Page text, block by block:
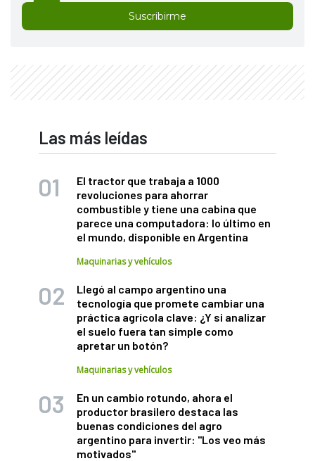
Suscribirme
Las más leídas
El tractor que trabaja a 1000
revoluciones para ahorrar
combustible y tiene una cabina que
parece una computadora: lo último en
el mundo, disponible en Argentina
Maquinarias y vehículos
Llegó al campo argentino una
tecnología que promete cambiar una
práctica agrícola clave: ¿Y si analizar
el suelo fuera tan simple como
apretar un botón?
Maquinarias y vehículos
En un cambio rotundo, ahora el
productor brasilero destaca las
buenas condiciones del agro
argentino para invertir: "Los veo más
motivados"